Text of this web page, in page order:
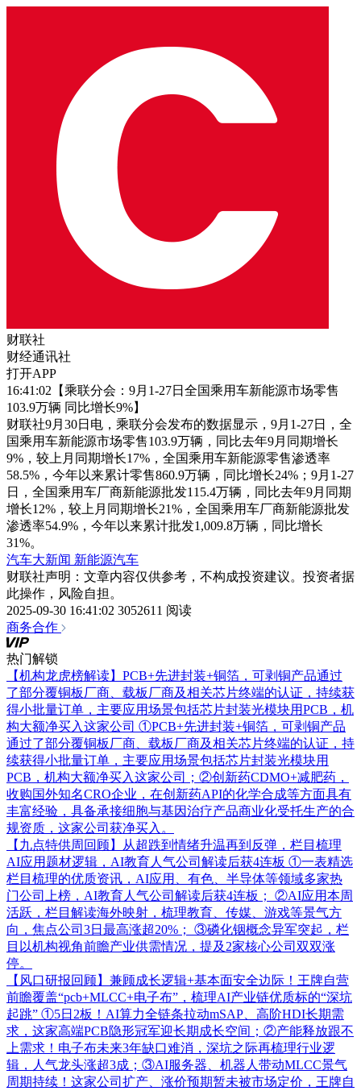
财联社
财经通讯社
打开APP
16:41:02【乘联分会：9月1-27日全国乘用车新能源市场零售
103.9万辆 同比增长9%】
财联社9月30日电，乘联分会发布的数据显示，9月1-27日，全
国乘用车新能源市场零售103.9万辆，同比去年9月同期增长
9%，较上月同期增长17%，全国乘用车新能源零售渗透率
58.5%，今年以来累计零售860.9万辆，同比增长24%；9月1-27
日，全国乘用车厂商新能源批发115.4万辆，同比去年9月同期
增长12%，较上月同期增长21%，全国乘用车厂商新能源批发
渗透率54.9%，今年以来累计批发1,009.8万辆，同比增长
31%。
汽车大新闻 新能源汽车
财联社声明：文章内容仅供参考，不构成投资建议。投资者据
此操作，风险自担。
2025-09-30 16:41:02 3052611 阅读
商务合作
热门解锁
【机构龙虎榜解读】PCB+先进封装+铜箔，可剥铜产品通过
了部分覆铜板厂商、载板厂商及相关芯片终端的认证，持续获
得小批量订单，主要应用场景包括芯片封装光模块用PCB，机
构大额净买入这家公司 ①PCB+先进封装+铜箔，可剥铜产品
通过了部分覆铜板厂商、载板厂商及相关芯片终端的认证，持
续获得小批量订单，主要应用场景包括芯片封装光模块用
PCB，机构大额净买入这家公司；②创新药CDMO+减肥药，
收购国外知名CRO企业，在创新药API的化学合成等方面具有
丰富经验，具备承接细胞与基因治疗产品商业化受托生产的合
规资质，这家公司获净买入。
【九点特供周回顾】从超跌到情绪升温再到反弹，栏目梳理
AI应用题材逻辑，AI教育人气公司解读后获4连板 ①一表精选
栏目梳理的优质资讯，AI应用、有色、半导体等领域多家热
门公司上榜，AI教育人气公司解读后获4连板； ②AI应用本周
活跃，栏目解读海外映射，梳理教育、传媒、游戏等景气方
向，焦点公司3日最高涨超20%； ③磷化铟概念异军突起，栏
目以机构视角前瞻产业供需情况，提及2家核心公司双双涨
停。
【风口研报回顾】兼顾成长逻辑+基本面安全边际！王牌自营
前瞻覆盖“pcb+MLCC+电子布”，梳理AI产业链优质标的“深坑
起跳” ①5日2板！AI算力全链条拉动mSAP、高阶HDI长期需
求，这家高端PCB隐形冠军迎长期成长空间；②产能释放跟不
上需求！电子布未来3年缺口难消，深坑之际再梳理行业逻
辑，人气龙头涨超3成；③AI服务器、机器人带动MLCC景气
周期持续！这家公司扩产、涨价预期暂未被市场定价，王牌自